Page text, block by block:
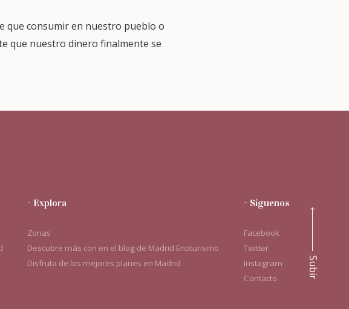
que consumir en nuestro pueblo o
que nuestro dinero finalmente se
- Explora
Zonas
Descubre más con en el blog de Madrid Enoturismo
Disfruta de los mejores planes en Madrid
- Síguenos
Facebook
Twitter
Instagram
Contacto
Subir